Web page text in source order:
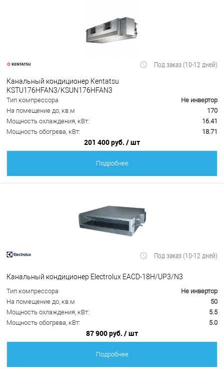
Под заказ (10-12 дней)
Канальный кондиционер Kentatsu
KSTU176HFAN3/KSUN176HFAN3
Тип компрессора
Не инвертор
На помещение до, кв.м
170
Мощность охлаждения, кВт:
16.41
Мощность обогрева, кВт:
18.71
201 400 руб. / шт
Подробнее
Под заказ (10-12 дней)
Канальный кондиционер Electrolux EACD-18H/UP3/N3
Тип компрессора
Не инвертор
На помещение до, кв.м
50
Мощность охлаждения, кВт:
5.5
Мощность обогрева, кВт:
5.0
87 900 руб. / шт
Подробнее